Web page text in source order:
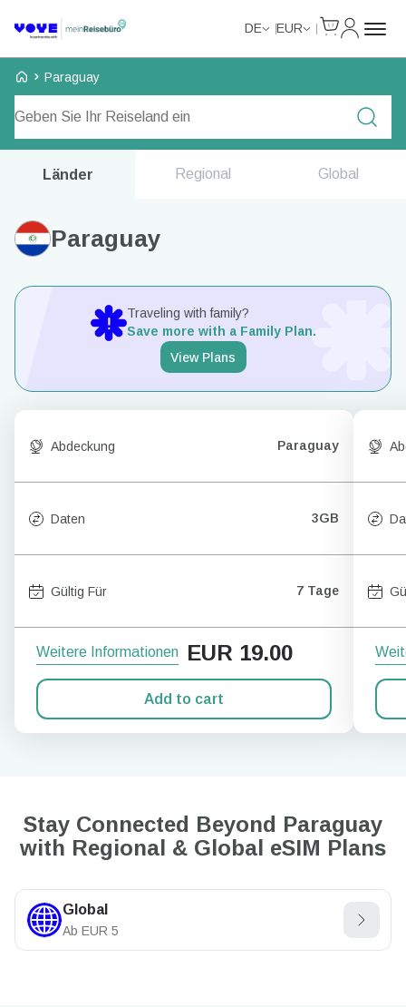
DE EUR
Voye Homepage
Paraguay
Länder Regional Global
Paraguay
Traveling with family?
Save more with a Family Plan.
View Plans
Abdeckung Paraguay
Daten 3GB
Gültig Für 7 Tage
Weitere Informationen EUR 19.00
Add to cart
Stay Connected Beyond Paraguay
with Regional & Global eSIM Plans
Global
Ab EUR 5